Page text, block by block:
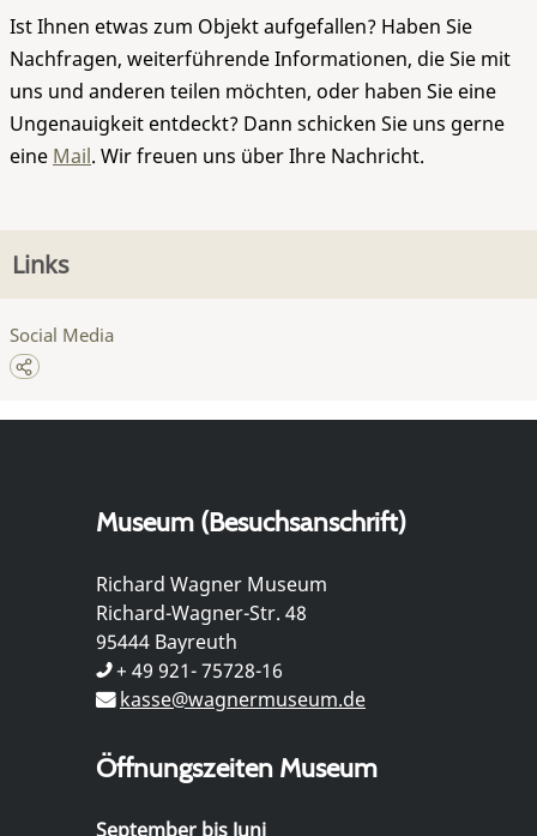
Ist Ihnen etwas zum Objekt aufgefallen? Haben Sie
Nachfragen, weiterführende Informationen, die Sie mit
uns und anderen teilen möchten, oder haben Sie eine
Ungenauigkeit entdeckt? Dann schicken Sie uns gerne
eine Mail. Wir freuen uns über Ihre Nachricht.
Links
Social Media
Museum (Besuchsanschrift)
Richard Wagner Museum
Richard-Wagner-Str. 48
95444 Bayreuth
+ 49 921- 75728-16
kasse@wagnermuseum.de
Öffnungszeiten Museum
September bis Juni